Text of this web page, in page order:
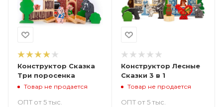
Конструктор Сказка
Три поросенка
Товар не продается
ОПТ от 5 тыс.
Конструктор Лесные
Сказки 3 в 1
Товар не продается
ОПТ от 5 тыс.